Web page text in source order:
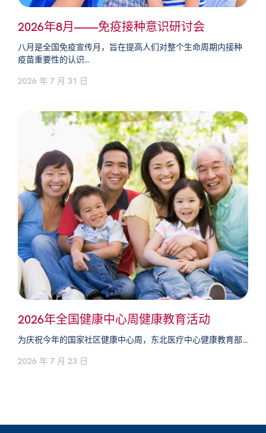
2026年8月——免疫接种意识研讨会
八月是全国免疫宣传月，旨在提高人们对整个生命周期内接种
疫苗重要性的认识...
2026 年 7 月 31 日
2026年全国健康中心周健康教育活动
为庆祝今年的国家社区健康中心周，东北医疗中心健康教育部...
2026 年 7 月 23 日